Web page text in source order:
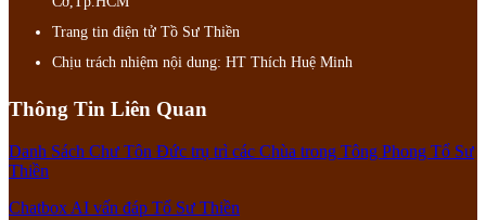
Trang tin điện tử Tồ Sư Thiền
Chịu trách nhiệm nội dung: HT Thích Huệ Minh
Thông Tin Liên Quan
Danh Sách Chư Tôn Đức trụ trì các Chùa trong Tông Phong Tổ Sư
Thiền
Chatbox AI vấn đáp Tổ Sư Thiền